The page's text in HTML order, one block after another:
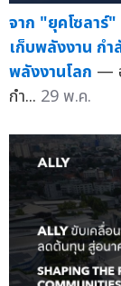
จาก "ยุคโซลาร์
เก็บพลังงาน ก
พลังงานโลก —
กำ... 29 พ.ค.